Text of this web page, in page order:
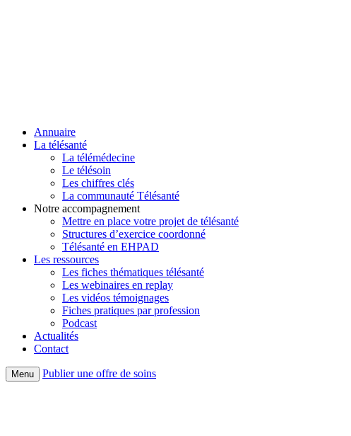
Annuaire
La télésanté
La télémédecine
Le télésoin
Les chiffres clés
La communauté Télésanté
Notre accompagnement
Mettre en place votre projet de télésanté
Structures d’exercice coordonné
Télésanté en EHPAD
Les ressources
Les fiches thématiques télésanté
Les webinaires en replay
Les vidéos témoignages
Fiches pratiques par profession
Podcast
Actualités
Contact
Menu Publier une offre de soins